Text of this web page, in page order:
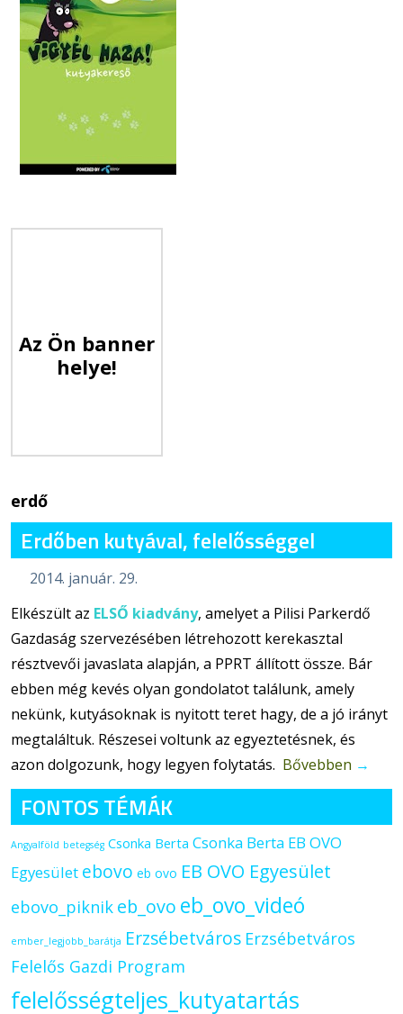
Az Ön banner
helye!
erdő
Erdőben kutyával, felelősséggel
2014. január. 29.
Elkészült az ELSŐ kiadvány, amelyet a Pilisi Parkerdő
Gazdaság szervezésében létrehozott kerekasztal
résztvevői javaslata alapján, a PPRT állított össze. Bár
ebben még kevés olyan gondolatot találunk, amely
nekünk, kutyásoknak is nyitott teret hagy, de a jó irányt
megtaláltuk. Részesei voltunk az egyeztetésnek, és
azon dolgozunk, hogy legyen folytatás. Bővebben →
FONTOS TÉMÁK
Angyalföld betegség Csonka Berta Csonka Berta EB OVO
Egyesület ebovo eb ovo EB OVO Egyesület
ebovo_piknik eb_ovo eb_ovo_videó
ember_legjobb_barátja Erzsébetváros Erzsébetváros
Felelős Gazdi Program
felelősségteljes_kutyatartás